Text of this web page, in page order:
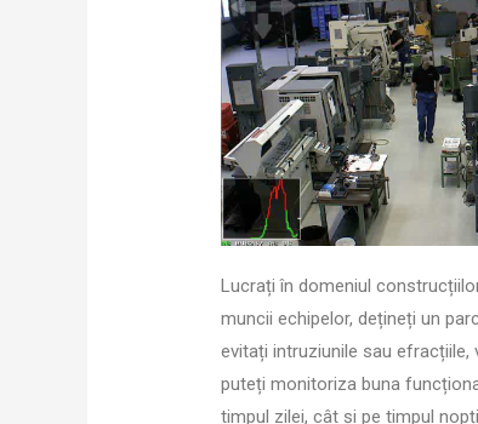
Lucrați în domeniul
muncii echipelor, dețineți un
evitați intruziunile sau
puteți monitoriza buna
timpul zilei, cât și pe timpul